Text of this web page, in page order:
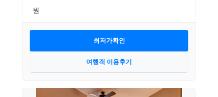
최저가확인
여행객 이용후기